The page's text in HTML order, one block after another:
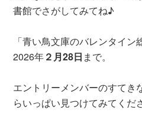
書館でさがしてみてね♪
「青い鳥文庫のバレンタイ
2026年２月28日 まで。
エントリーメンバーのすてき
らいっぱい見つけてみてくだ